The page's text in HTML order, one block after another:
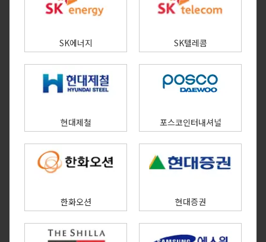
SK에너지 SK텔레콤
현대제철 포스코인터내셔널
한화오션 현대증권